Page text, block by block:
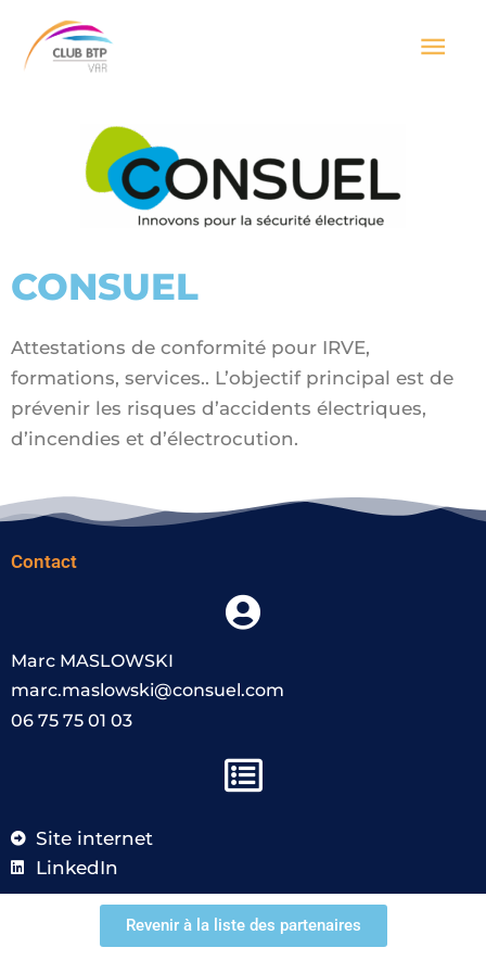
contenu
CONSUEL
Attestations de conformité pour IRVE,
formations, services.. L’objectif principal est de
prévenir les risques d’accidents électriques,
d’incendies et d’électrocution.
Contact
Marc MASLOWSKI
marc.maslowski@consuel.com
06 75 75 01 03
Site internet
LinkedIn
Revenir à la liste des partenaires